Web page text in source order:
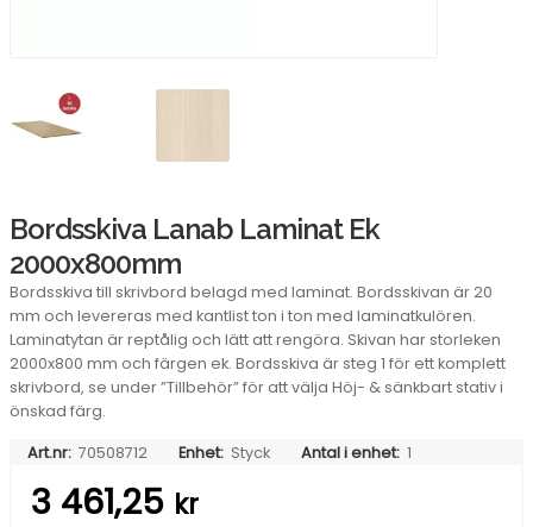
Bordsskiva Lanab Laminat Ek
2000x800mm
Bordsskiva till skrivbord belagd med laminat. Bordsskivan är 20
mm och levereras med kantlist ton i ton med laminatkulören.
Laminatytan är reptålig och lätt att rengöra. Skivan har storleken
2000x800 mm och färgen ek. Bordsskiva är steg 1 för ett komplett
skrivbord, se under ”Tillbehör” för att välja Höj- & sänkbart stativ i
önskad färg.
Art.nr: 70508712 Enhet: Styck Antal i enhet: 1
3 461,25 kr